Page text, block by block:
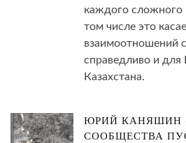
каждого сложного
том числе это
взаимоотношений
справедливо и для
Казахстана.
ЮРИЙ КАНЯШИН
СООБЩЕСТВА